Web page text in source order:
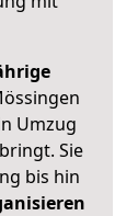
Umzug
Sie
bis hin